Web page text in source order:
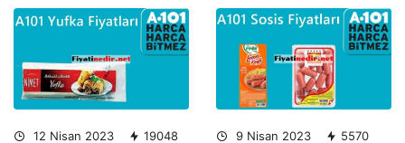
12 Nisan 2023 19048 9 Nisan 2023 5570